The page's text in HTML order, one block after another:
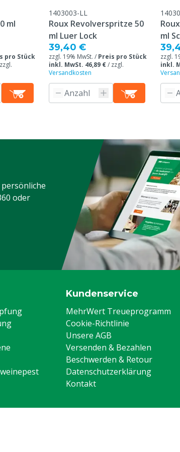
ml
pro Stück
zzgl.
1403003-LL
Roux Revolverspritze 50
ml Luer Lock
39,40 €
zzgl. 19% MwSt. / Preis pro Stück
inkl. MwSt. 46,89 €/ zzgl.
Versandkosten
ml
zzgl.
inkl.
oder
Kundenservice
MehrWert Treueprogramm
Cookie-Richtlinie
Unsere AGB
Versenden & Bezahlen
Beschwerden & Retour
Datenschutzerklärung
Kontakt